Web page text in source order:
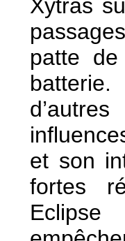
Xytras
patte de
et son
fortes
Eclipse